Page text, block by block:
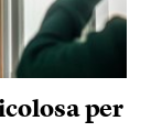
per